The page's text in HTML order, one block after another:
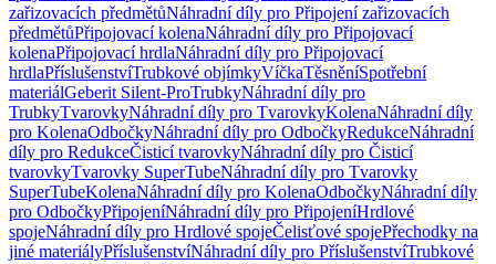
zařizovacích předmětůNáhradní díly pro Připojení zařizovacích
předmětůPřipojovací kolenaNáhradní díly pro Připojovací
kolenaPřipojovací hrdlaNáhradní díly pro Připojovací
hrdlaPříslušenstvíTrubkové objímkyVíčkaTěsněníSpotřební
materiálGeberit Silent-ProTrubkyNáhradní díly pro
TrubkyTvarovkyNáhradní díly pro TvarovkyKolenaNáhradní díly
pro KolenaOdbočkyNáhradní díly pro OdbočkyRedukceNáhradní
díly pro RedukceČisticí tvarovkyNáhradní díly pro Čisticí
tvarovkyTvarovky SuperTubeNáhradní díly pro Tvarovky
SuperTubeKolenaNáhradní díly pro KolenaOdbočkyNáhradní díly
pro OdbočkyPřipojeníNáhradní díly pro PřipojeníHrdlové
spojeNáhradní díly pro Hrdlové spojeČelisťové spojePřechodky na
jiné materiályPříslušenstvíNáhradní díly pro PříslušenstvíTrubkové